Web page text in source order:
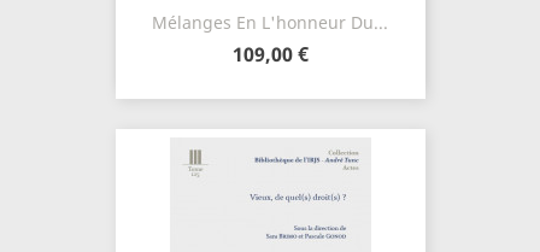
Mélanges En L'honneur Du...
109,00 €